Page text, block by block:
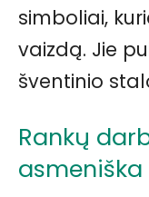
simboliai,
vaizdą. Jie
šventinio
Rankų